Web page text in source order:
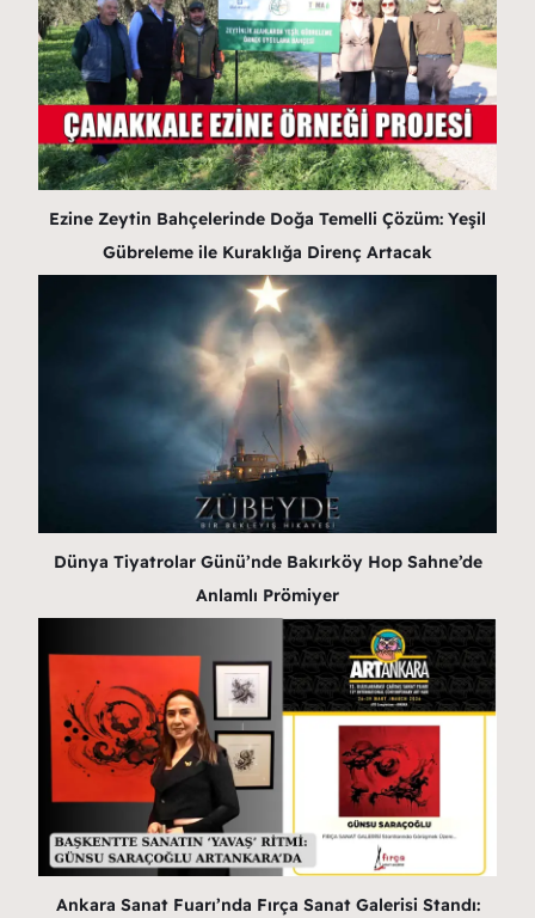
Ezine Zeytin Bahçelerinde Doğa Temelli Çözüm: Yeşil
Gübreleme ile Kuraklığa Direnç Artacak
Dünya Tiyatrolar Günü’nde Bakırköy Hop Sahne’de
Anlamlı Prömiyer
Ankara Sanat Fuarı’nda Fırça Sanat Galerisi Standı: